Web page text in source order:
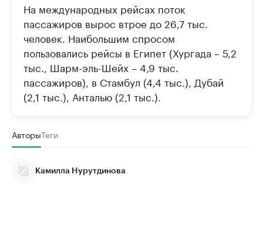
На международных рейсах поток
пассажиров вырос втрое до 26,7 тыс.
человек. Наибольшим спросом
пользовались рейсы в Египет (Хургада – 5,2
тыс., Шарм-эль-Шейх – 4,9 тыс.
пассажиров), в Стамбул (4,4 тыс.), Дубай
(2,1 тыс.), Анталью (2,1 тыс.).
АвторыТеги
Камилла Нурутдинова